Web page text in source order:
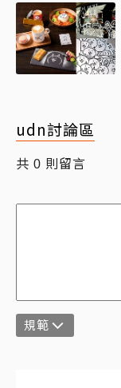
udn討論區
共 0 則留言
規範